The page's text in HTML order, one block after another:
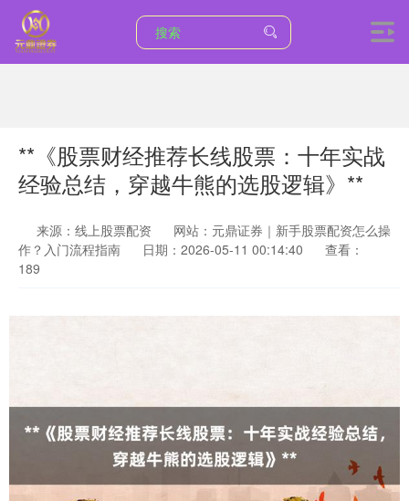
**《股票财经推荐长线股票：十年实战
经验总结，穿越牛熊的选股逻辑》**
来源：线上股票配资
网站：元鼎证券｜新手股票配资怎么操
作？入门流程指南
日期：2026-05-11 00:14:40
查看：
189